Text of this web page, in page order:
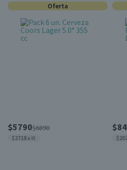
Oferta
$5790$6890
$2718 x lt